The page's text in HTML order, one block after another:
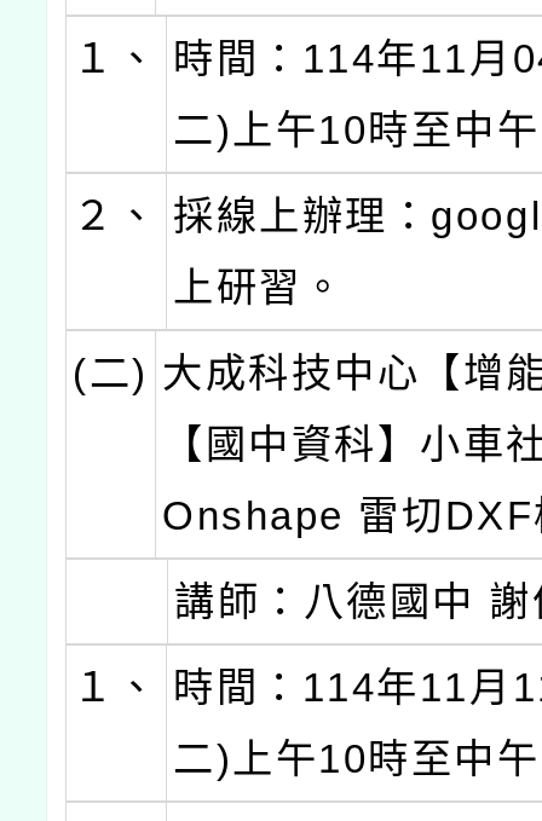
１、
時間：114年11月
二)上午10時至中
２、
採線上辦理：
上研習。
(二) 大成科技中心【增
【國中資科】小車
Onshape 雷切DXF
講師：八德國中
１、
時間：114年11月
二)上午10時至中